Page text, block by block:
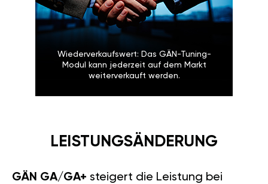
Wiederverkaufswert: Das GÄN-Tuning-
Modul kann jederzeit auf dem Markt
weiterverkauft werden.
LEISTUNGSÄNDERUNG
GÄN GA/GA+ steigert die Leistung bei